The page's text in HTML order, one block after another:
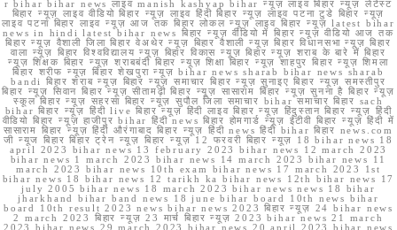
r bihar bihar news लाइव manish kashyap bihar न्यूज़ लाइव बिहार न्यूज़ लेटेस्ट
बिहार न्यूज़ लाइव वीडियो बिहार न्यूज़ लाइव हिंदी बिहार न्यूज़ लाइव पटना टुडे बिहार न्यूज़
लाइव पटना बिहार लाइव न्यूज़ आज तक बिहार लोकल न्यूज़ लाइव बिहार न्यूज़ latest bihar
news in hindi latest bihar news बिहार न्यूज़ वीडियो में बिहार न्यूज़ वीडियो आज तक
बिहार न्यूज़ वैशाली जिला बिहार वेअथेर न्यूज़ बिहार वैशाली न्यूज़ बिहार विधानसभा न्यूज़ बिहार
वाला न्यूज़ बिहार विश्वविद्यालय न्यूज़ बिहार विकास न्यूज़ बिहार न्यूज़ शराब के बारे में बिहार
न्यूज़ शिक्षक बिहार न्यूज़ शराबबंदी बिहार न्यूज़ शिक्षा बिहार न्यूज़ शाहपुर बिहार न्यूज़ शिमला
बिहार शरीफ न्यूज़ बिहार शेखपुरा न्यूज़ bihar news sharab bihar news sharab
bandi बिहार शराब न्यूज़ बिहार न्यूज़ समाचार बिहार न्यूज़ सुनाइए बिहार न्यूज़ समस्तीपुर
बिहार न्यूज़ सिवान बिहार न्यूज़ सीतामढ़ी बिहार न्यूज़ सासाराम बिहार न्यूज़ सुनना है बिहार न्यूज़
स्कूल बिहार न्यूज़ सहरसा बिहार न्यूज़ सुपौल जिला समाचार bihar समाचार बिहार sach
bihar बिहार न्यूज़ हिंदी live बिहार न्यूज़ हिंदी लाइव बिहार न्यूज़ हिंदुस्तान बिहार न्यूज़ हिंदी
वीडियो बिहार न्यूज़ हाजीपुर bihar हिंदी news बिहार होमगार्ड न्यूज़ ईटीवी बिहार न्यूज़ हिंदी में
सासाराम बिहार न्यूज़ हिंदी औरंगाबाद बिहार न्यूज़ हिंदी news हिंदी bihar बिहार news.com
जी न्यूज बिहार बिहार ट्रेन न्यूज़ बिहार न्यूज़ 12 फरवरी बिहार न्यूज़ 18 bihar news 18
april 2023 bihar news 13 february 2023 bihar news 12 march 2023
bihar news 1 march 2023 bihar news 14 march 2023 bihar news 11
march 2023 bihar news 10th exam bihar news 17 march 2023 1st
bihar news 18 bihar news 12 tarikh ka bihar news 12th bihar news 17
july 2005 bihar news 18 march 2023 bihar news news 18 bihar
jharkhand bihar band news 18 june bihar board 10th news bihar
board 10th result 2023 news bihar news 2023 बिहार न्यूज़ 24 bihar news
2 march 2023 बिहार न्यूज़ 23 मार्च बिहार न्यूज़ 2023 bihar news 21 march
2023 bihar news 29 march 2023 bihar news 20 april 2023 bihar news